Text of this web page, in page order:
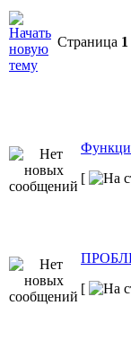
Страница 1
[
[